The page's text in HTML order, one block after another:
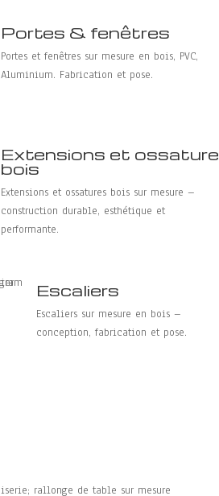
Portes & fenêtres
Portes et fenêtres sur mesure en bois, PVC,
Aluminium. Fabrication et pose.
Extensions et ossature
bois
Extensions et ossatures bois sur mesure –
construction durable, esthétique et
performante.
Escaliers
Escaliers sur mesure en bois –
conception, fabrication et pose.